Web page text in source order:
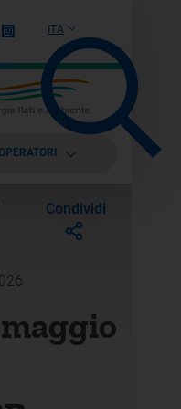
ITA
Instagram
Condividi